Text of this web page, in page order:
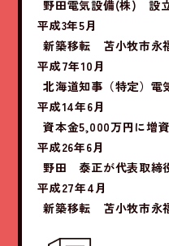
野田電気設備(株) 設
平成3年5月
新築移転 苫小牧市永
平成7年10月
北海道知事（特定）電
平成14年6月
資本金5,000万円に増資
平成26年6月
野田 泰正が代表取締
平成27年4月
新築移転 苫小牧市永